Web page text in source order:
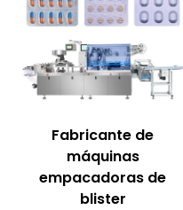
Fabricante de
máquinas
empacadoras de
blister